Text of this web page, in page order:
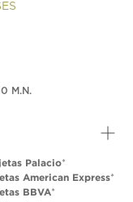
M.N.
Palacio*
American Express*
BBVA*